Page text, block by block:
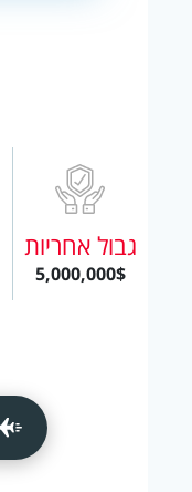
גבול אחריות
5,000,000$